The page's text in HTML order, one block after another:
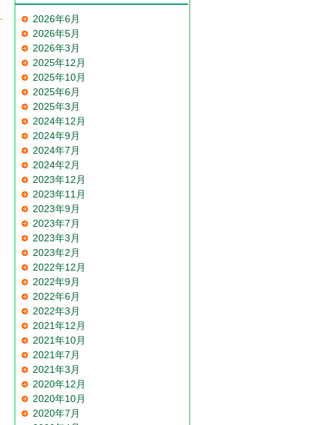
2026年6月
2026年5月
2026年3月
2025年12月
2025年10月
2025年6月
2025年3月
2024年12月
2024年9月
2024年7月
2024年2月
2023年12月
2023年11月
2023年9月
2023年7月
2023年3月
2023年2月
2022年12月
2022年9月
2022年6月
2022年3月
2021年12月
2021年10月
2021年7月
2021年3月
2020年12月
2020年10月
2020年7月